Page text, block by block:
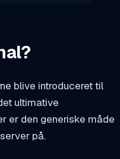
blive introduceret til
ultimative
er den generiske måde
på.